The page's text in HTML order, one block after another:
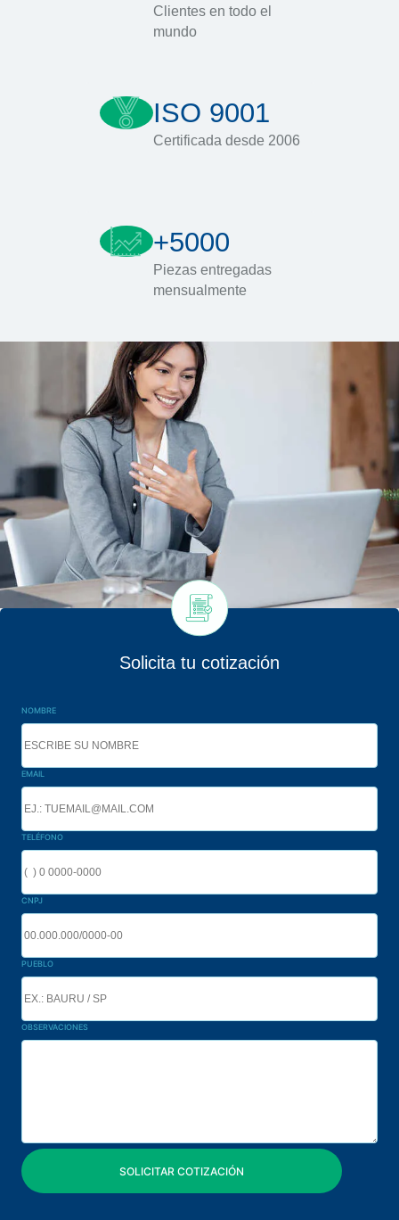
Clientes en todo el
mundo
ISO 9001
Certificada desde 2006
+5000
Piezas entregadas
mensualmente
Solicita tu cotización
NOMBRE
EMAIL
TELÉFONO
CNPJ
PUEBLO
OBSERVACIONES